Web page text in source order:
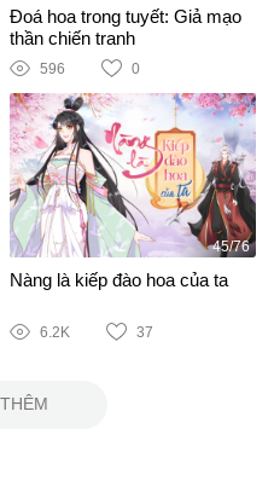
Đoá hoa trong tuyết: Giả mạo
thần chiến tranh
596 0
45/76
Nàng là kiếp đào hoa của ta
6.2K 37